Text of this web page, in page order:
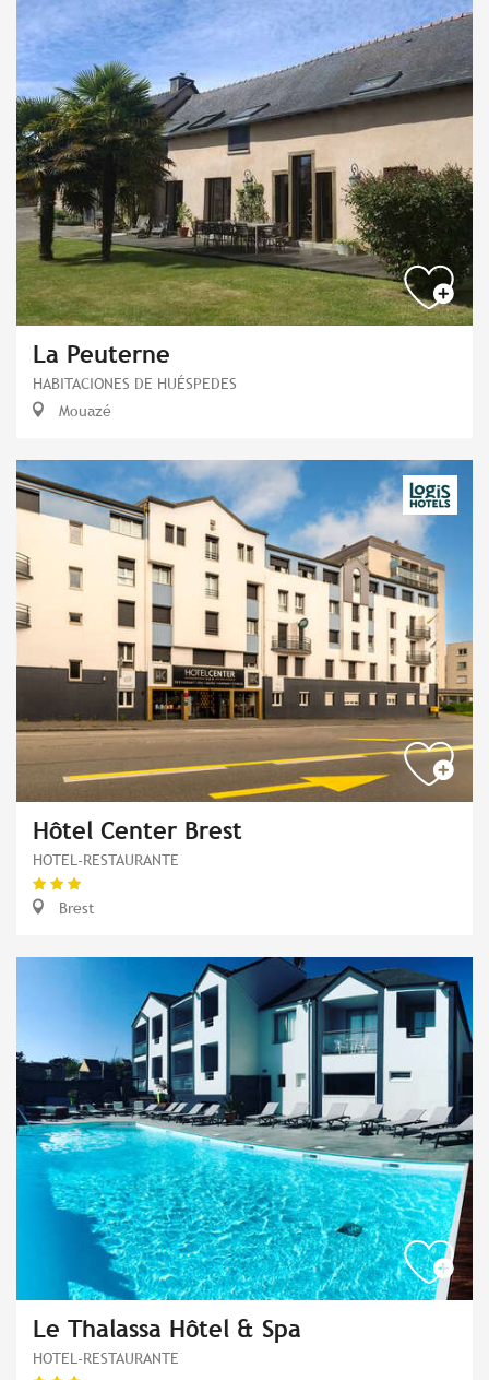
La Peuterne
HABITACIONES DE HUÉSPEDES
Mouazé
Hôtel Center Brest
HOTEL-RESTAURANTE
Brest
Le Thalassa Hôtel & Spa
HOTEL-RESTAURANTE